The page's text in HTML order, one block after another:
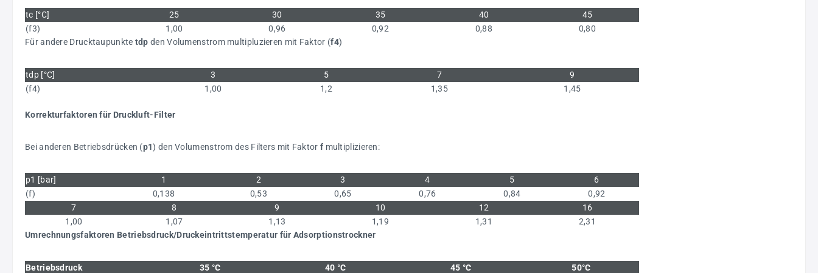
tc [°C] 25 30 35 40
45
(f3)
1,00 0,96 0,92 0,88
0,80
Für andere Drucktaupunkte tdp den Volumenstrom multipluzieren mit Faktor (f4)
tdp [°C] 3 5 7
9
(f4)
1,00 1,2 1,35 1,45
Korrekturfaktoren für Druckluft-Filter
Bei anderen Betriebsdrücken (p1) den Volumenstrom des Filters mit Faktor f multiplizieren:
p1 [bar] 1 2 3 4 5
6
(f)
0,138 0,53 0,65 0,76 0,84
0,92
7
8 9 10 12
16
1,00
1,07 1,13 1,19 1,31
2,31
Umrechnungsfaktoren Betriebsdruck/Druckeintrittstemperatur für Adsorptionstrockner
Betriebsdruck 35 °C 40 °C 45 °C
50°C